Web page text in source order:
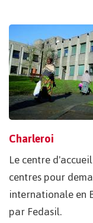
Charleroi
Le centre
centres pour
internationale en
par Fedasil.